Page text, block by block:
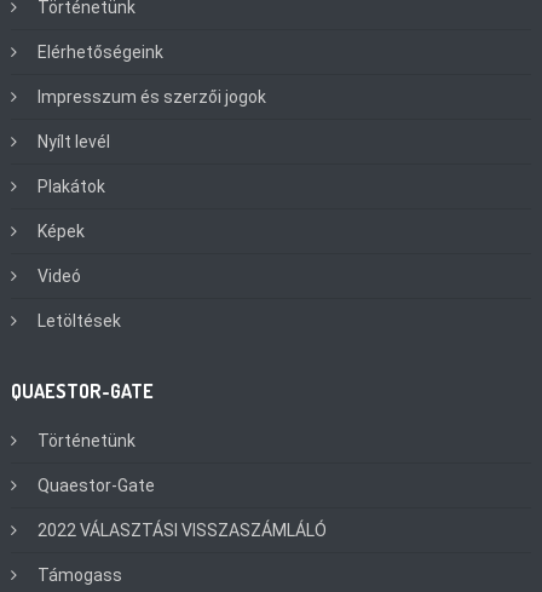
Történetünk
Elérhetőségeink
Impresszum és szerzői jogok
Nyílt levél
Plakátok
Képek
Videó
Letöltések
QUAESTOR-GATE
Történetünk
Quaestor-Gate
2022 VÁLASZTÁSI VISSZASZÁMLÁLÓ
Támogass